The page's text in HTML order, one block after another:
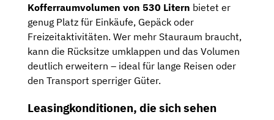
Kofferraumvolumen von 530 Litern bietet er
genug Platz für Einkäufe, Gepäck oder
Freizeitaktivitäten. Wer mehr Stauraum braucht,
kann die Rücksitze umklappen und das Volumen
deutlich erweitern – ideal für lange Reisen oder
den Transport sperriger Güter.
Leasingkonditionen, die sich sehen